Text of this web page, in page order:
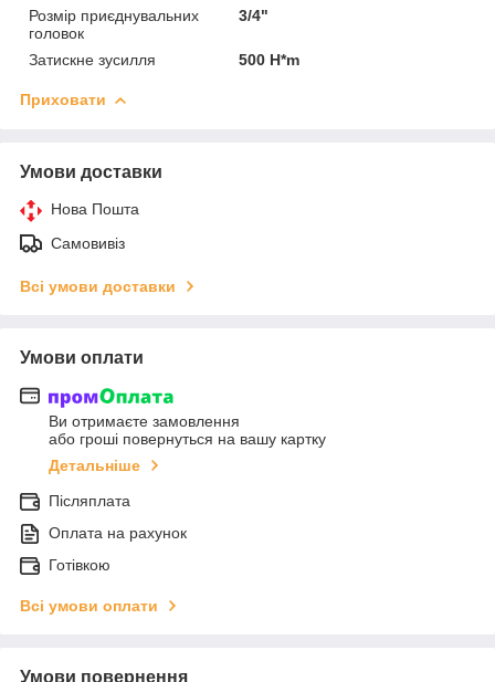
Розмір приєднувальних
головок
3/4"
Затискне зусилля 500 H*m
Приховати
Умови доставки
Нова Пошта
Самовивіз
Всі умови доставки
Умови оплати
Ви отримаєте замовлення
або гроші повернуться на вашу картку
Детальніше
Післяплата
Оплата на рахунок
Готівкою
Всі умови оплати
Умови повернення